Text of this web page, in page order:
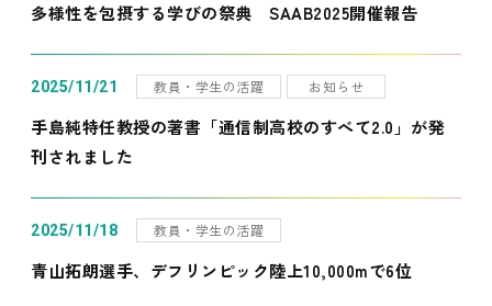
多様性を包摂する学びの祭典 SAAB2025開催報告
2025/11/21 教員・学生の活躍 お知らせ
手島純特任教授の著書「通信制高校のすべて2.0」が発
刊されました
2025/11/18 教員・学生の活躍
青山拓朗選手、デフリンピック陸上10,000mで6位